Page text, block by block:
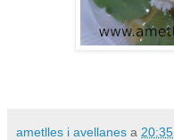
ametlles i avellanes a 20:35